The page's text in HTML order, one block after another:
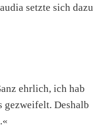
setzte sich dazu
ehrlich, ich hab
gezweifelt. Deshalb